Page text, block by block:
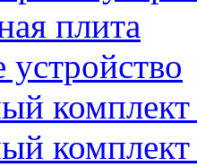
плита
комплект